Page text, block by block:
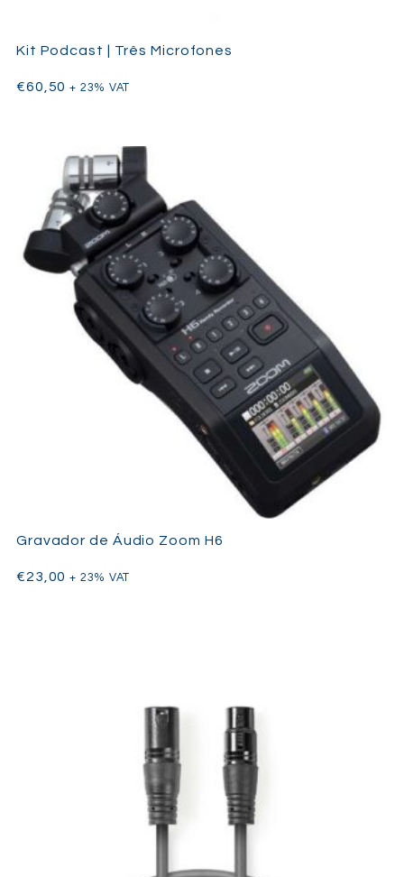
Kit Podcast | Três Microfones
€60,50 + 23% VAT
Gravador de Áudio Zoom H6
€23,00 + 23% VAT